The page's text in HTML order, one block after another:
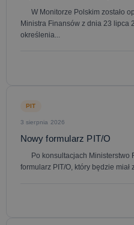
W Monitorze Polskim zostało
Ministra Finansów z dnia 23 lipca
określenia...
PIT
3 sierpnia 2026
Nowy formularz PIT/O
Po konsultacjach Ministerstwo
formularz PIT/O, który będzie